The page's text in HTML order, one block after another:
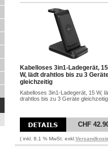
Kabelloses 3in1-Ladegerät, 15
W, lädt drahtlos bis zu 3
gleichzeitig
Kabelloses 3in1-Ladegerät, 15 W,
drahtlos bis zu 3 Geräte gleichzeitig
CHF
( inkl. 8.1 % MwSt. exkl.